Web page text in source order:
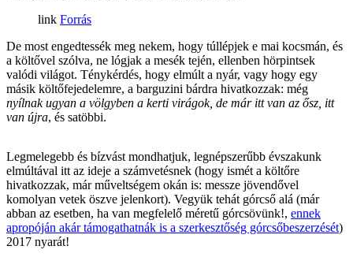
Forrás
De most engedtessék meg nekem, hogy túllépjek e mai kocsmán, és
a költővel szólva, ne lógjak a mesék tején, ellenben hörpintsek
valódi világot. Ténykérdés, hogy elmúlt a nyár, vagy hogy egy
másik költőfejedelemre, a barguzini bárdra hivatkozzak: még
nyílnak ugyan a völgyben a kerti virágok, de már itt van az ősz, itt
van újra, és satöbbi.
Legmelegebb és bízvást mondhatjuk, legnépszerűbb évszakunk
elmúltával itt az ideje a számvetésnek (hogy ismét a költőre
hivatkozzak, már műveltségem okán is: messze jövendővel
komolyan vetek öszve jelenkort). Vegyük tehát górcső alá (már
abban az esetben, ha van megfelelő méretű górcsövünk!, ennek
apropóján akár támogathatnák is a szerkesztőség górcsőbeszerzését)
2017 nyarát!